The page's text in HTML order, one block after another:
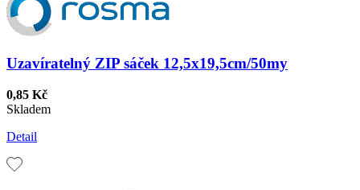
Uzavíratelný ZIP sáček 12,5x19,5cm/50my
0,85 Kč
Skladem
Detail